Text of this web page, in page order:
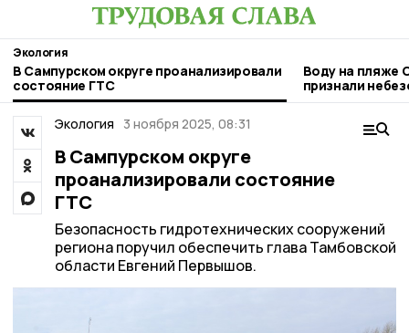
Экология
В Сампурском округе проанализировали
состояние ГТС
Воду на пляже
признали
Экология 3 ноября 2025, 08:31
В Сампурском округе
проанализировали состояние
ГТС
Безопасность гидротехнических сооружений
региона поручил обеспечить глава Тамбовской
области Евгений Первышов.